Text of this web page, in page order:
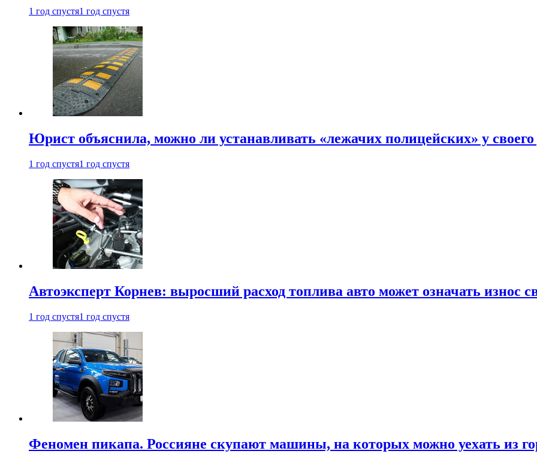
1 год спустя1 год спустя
Юрист объяснила, можно ли устанавливать «лежачих полицейских» у
1 год спустя1 год спустя
Автоэксперт Корнев: выросший расход топлива авто может означать износ
1 год спустя1 год спустя
Феномен пикапа. Россияне скупают машины, на которых можно уехать из